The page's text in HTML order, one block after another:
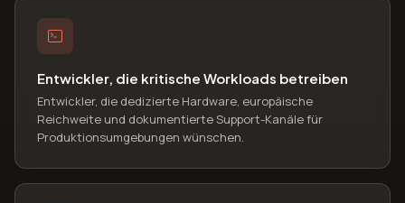
Entwickler, die kritische Workloads betreiben
Entwickler, die dedizierte Hardware, europäische
Reichweite und dokumentierte Support-Kanäle für
Produktionsumgebungen wünschen.